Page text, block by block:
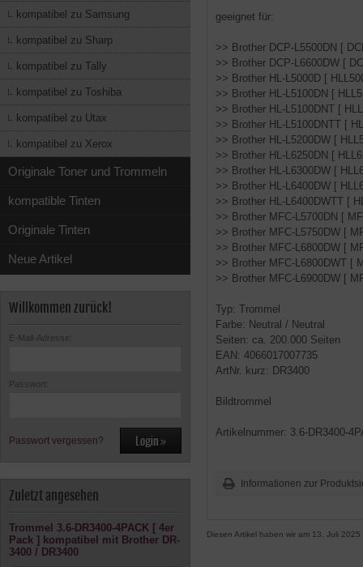
kompatibel zu Samsung
kompatibel zu Sharp
kompatibel zu Tally
kompatibel zu Toshiba
kompatibel zu Utax
kompatibel zu Xerox
Originale Toner und Trommeln
kompatible Tinten
Originale Tinten
Neue Artikel
Willkommen zurück!
E-Mail-Adresse:
Passwort:
Passwort vergessen?
Zuletzt angesehen
Trommel 3.6-DR3400-4PACK [ 4er
Pack ] kompatibel mit Brother DR-
3400 / DR3400
geeignet für:
>> Brother DCP-L5500DN [
>> Brother DCP-L6600DW [
>> Brother HL-L5000D [
>> Brother HL-L5100DN [
>> Brother HL-L5100DNT [
>> Brother HL-L5100DNTT [
>> Brother HL-L5200DW [
>> Brother HL-L6250DN [
>> Brother HL-L6300DW [
>> Brother HL-L6400DW [
>> Brother HL-L6400DWTT [
>> Brother MFC-L5700DN [
>> Brother MFC-L5750DW [
>> Brother MFC-L6800DW [
>> Brother MFC-L6800DWT [
>> Brother MFC-L6900DW [
Typ: Trommel
Farbe: Neutral / Neutral
Seiten: ca. 200.000 Seiten
EAN: 4066017007735
ArtNr. kurz: DR3400
Bildtrommel
Artikelnummer: 3.6-DR3400-
Informationen zur
Diesen Artikel haben wir am 13. Juli